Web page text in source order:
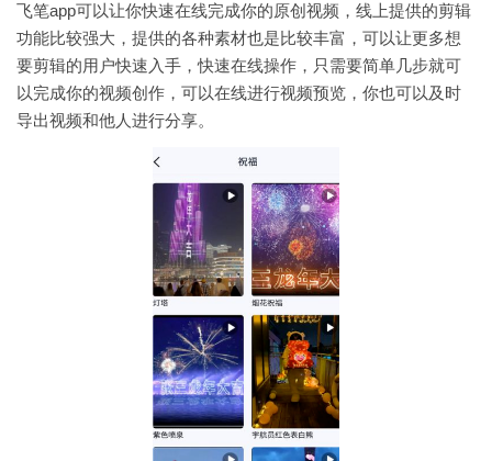
飞笔app可以让你快速在线完成你的原创视频，线上提供的剪辑
功能比较强大，提供的各种素材也是比较丰富，可以让更多想
要剪辑的用户快速入手，快速在线操作，只需要简单几步就可
以完成你的视频创作，可以在线进行视频预览，你也可以及时
导出视频和他人进行分享。